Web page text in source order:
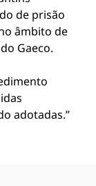
de prisão
âmbito de
Gaeco.
adotadas.”